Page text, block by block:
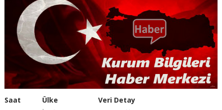
Saat Ülke
Veri Detay